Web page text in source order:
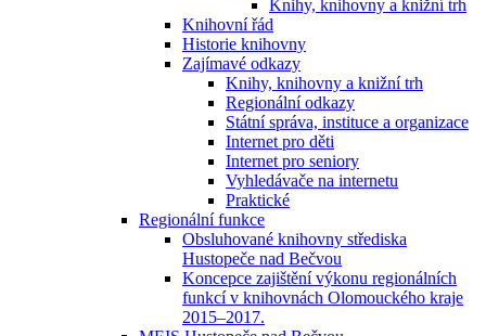
Knihy, knihovny a knižní trh
Knihovní řád
Historie knihovny
Zajímavé odkazy
Knihy, knihovny a knižní trh
Regionální odkazy
Státní správa, instituce a organizace
Internet pro děti
Internet pro seniory
Vyhledávače na internetu
Praktické
Regionální funkce
Obsluhované knihovny střediska
Hustopeče nad Bečvou
Koncepce zajištění výkonu regionálních
funkcí v knihovnách Olomouckého kraje
2015–2017.